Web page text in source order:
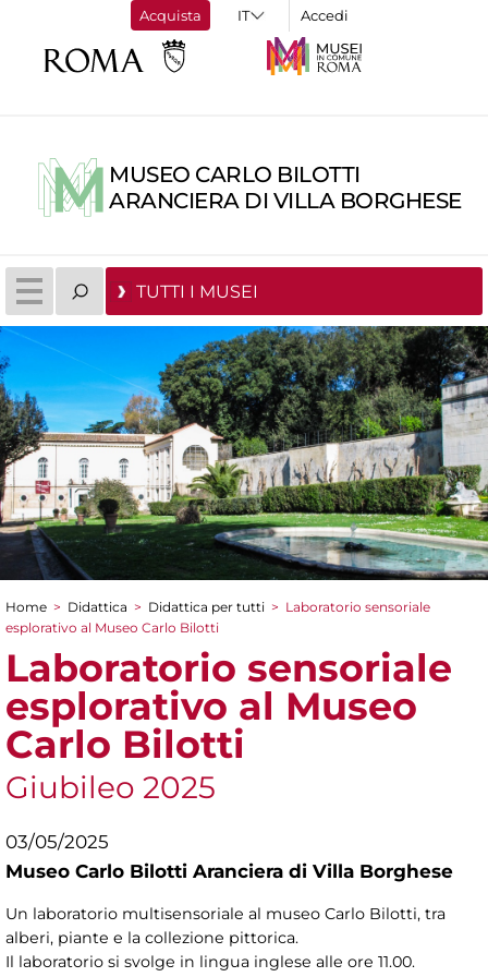
Acquista Accedi
MUSEO CARLO BILOTTI
ARANCIERA DI VILLA BORGHESE
TUTTI I MUSEI
Tu sei qui
Home > Didattica > Didattica per tutti > Laboratorio sensoriale
esplorativo al Museo Carlo Bilotti
Laboratorio sensoriale
esplorativo al Museo
Carlo Bilotti
Giubileo 2025
03/05/2025
Museo Carlo Bilotti Aranciera di Villa Borghese
Un laboratorio multisensoriale al museo Carlo Bilotti, tra
alberi, piante e la collezione pittorica.
Il laboratorio si svolge in lingua inglese alle ore 11.00.